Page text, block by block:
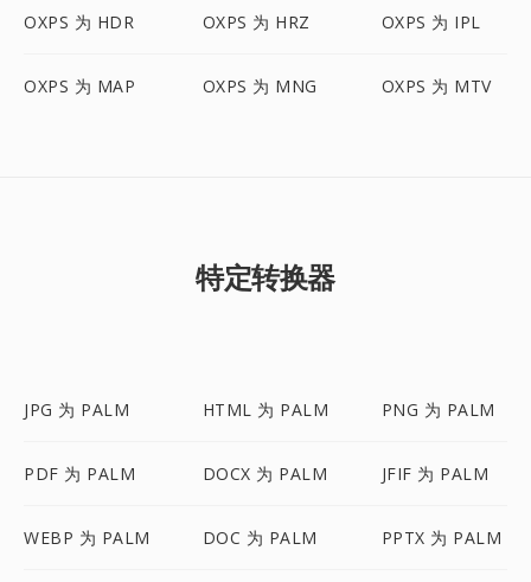
OXPS 为 HDR OXPS 为 HRZ OXPS 为 IPL
OXPS 为 MAP OXPS 为 MNG OXPS 为 MTV
特定转换器
JPG 为 PALM HTML 为 PALM PNG 为 PALM
PDF 为 PALM DOCX 为 PALM JFIF 为 PALM
WEBP 为 PALM DOC 为 PALM PPTX 为 PALM